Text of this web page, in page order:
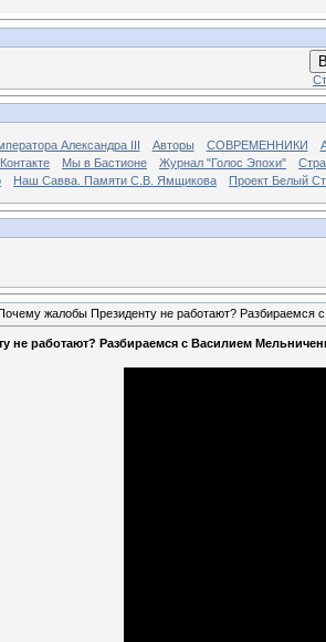
Александра III Авторы СОВРЕМЕННИКИ
Мы в Бастионе Журнал "Голос Эпохи"
Наш Савва. Памяти С.В. Ямщикова Проект Белый
жалобы Президенту не работают? Разбираемся
не работают? Разбираемся с Василием